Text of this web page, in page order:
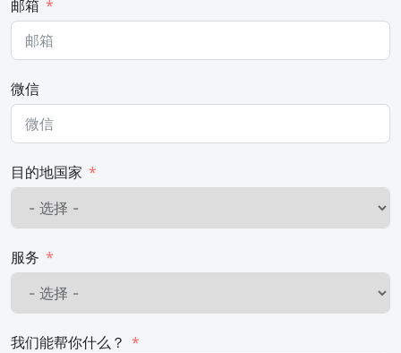
邮箱
微信
目的地国家
服务
我们能帮你什么？